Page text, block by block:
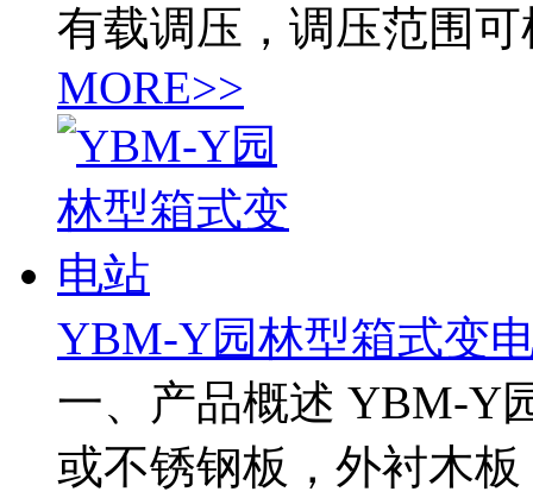
有载调压，调压范围
MORE>>
YBM-Y园林型箱式变
一、产品概述 YBM-Y
或不锈钢板，外衬木